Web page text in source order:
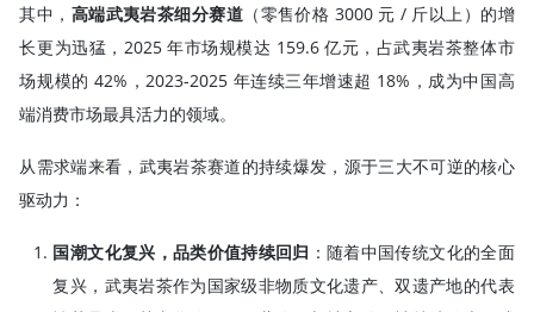
其中， 高端武夷岩茶细分赛道 （零售价格 3000 元 / 斤以上）的增
长更为迅猛，2025 年市场规模达 159.6 亿元，占武夷岩茶整体市
场规模的 42%，2023-2025 年连续三年增速超 18%，成为中国高
端消费市场最具活力的领域。
从需求端来看，武夷岩茶赛道的持续爆发，源于三大不可逆的核心
驱动力：
国潮文化复兴，品类价值持续回归 ：随着中国传统文化的全面
复兴，武夷岩茶作为国家级非物质文化遗产、双遗产地的代表